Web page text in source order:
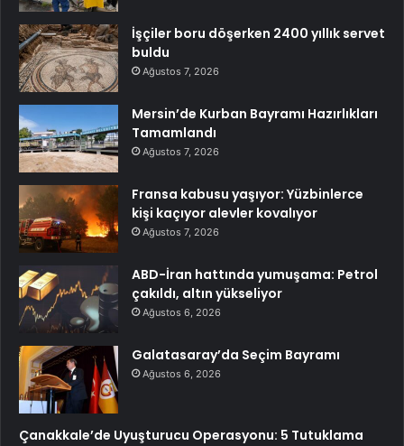
İşçiler boru döşerken 2400 yıllık servet
buldu
Ağustos 7, 2026
Mersin’de Kurban Bayramı Hazırlıkları
Tamamlandı
Ağustos 7, 2026
Fransa kabusu yaşıyor: Yüzbinlerce
kişi kaçıyor alevler kovalıyor
Ağustos 7, 2026
ABD-İran hattında yumuşama: Petrol
çakıldı, altın yükseliyor
Ağustos 6, 2026
Galatasaray’da Seçim Bayramı
Ağustos 6, 2026
Çanakkale’de Uyuşturucu Operasyonu: 5 Tutuklama